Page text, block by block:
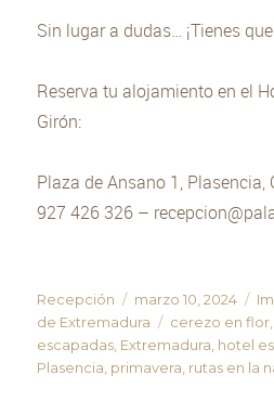
Sin lugar a dudas… ¡Tienes
Reserva tu alojamiento en el
Girón:
Plaza de Ansano 1, Plasencia,
927 426 326 –
Autor
Recepción
Publicado
el
marzo 10, 2024
de Extremadura
Etiquetas
cerezo en flor
escapadas Extremadura hotel
Plasencia primavera rutas en la